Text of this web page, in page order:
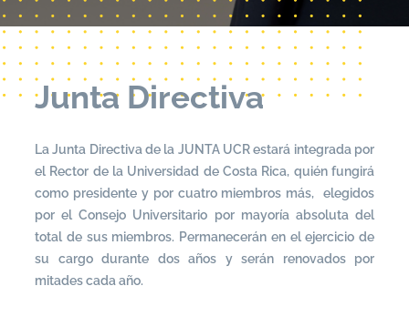
Junta Directiva
La Junta Directiva de la JUNTA UCR estará integrada por
el Rector de la Universidad de Costa Rica, quién fungirá
como presidente y por cuatro miembros más, elegidos
por el Consejo Universitario por mayoría absoluta del
total de sus miembros. Permanecerán en el ejercicio de
su cargo durante dos años y serán renovados por
mitades cada año.